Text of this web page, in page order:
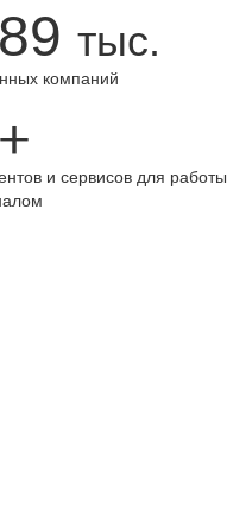
тыс.
компаний
и сервисов для работы